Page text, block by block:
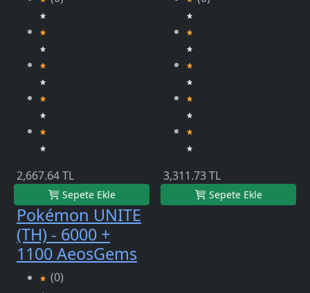
2,667.64 TL
Sepete Ekle
3,311.73 TL
Sepete Ekle
Pokémon UNITE
(TH) - 6000 +
1100 AeosGems
(0)